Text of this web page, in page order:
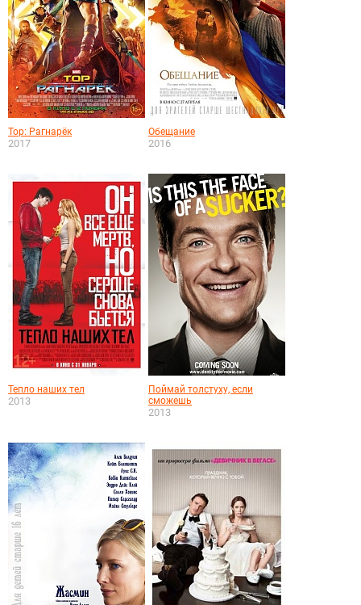
Тор: Рагнарёк
2017
Обещание
2016
Тепло наших тел
2013
Поймай толстуху, если
сможешь
2013